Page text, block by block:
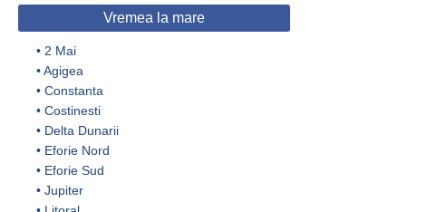
Vremea la mare
• 2 Mai
•Agigea
• Constanta
• Costinesti
• Delta Dunarii
• Eforie Nord
• Eforie Sud
• Jupiter